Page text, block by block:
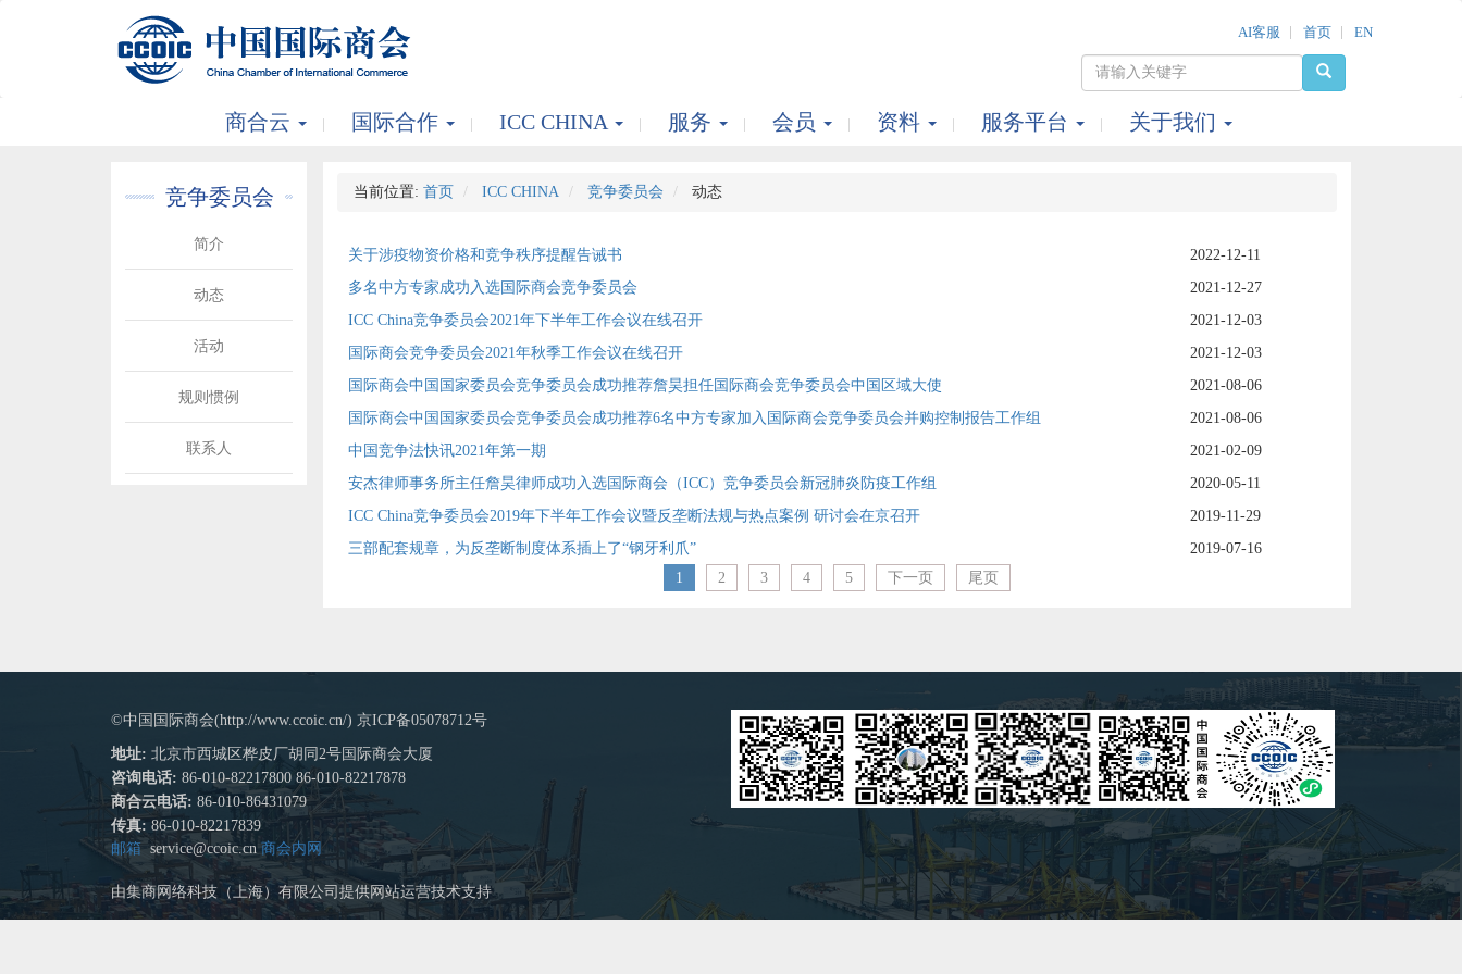
AI客服 首页 EN
商合云 国际合作 ICC CHINA 服务 会员 资料 服务平台 关于我们
竞争委员会
简介
动态
活动
规则惯例
联系人
当前位置: 首页 ICC CHINA 竞争委员会 动态
关于涉疫物资价格和竞争秩序提醒告诫书
2022-12-11
多名中方专家成功入选国际商会竞争委员会
2021-12-27
ICC China竞争委员会2021年下半年工作会议在线召开
2021-12-03
国际商会竞争委员会2021年秋季工作会议在线召开
2021-12-03
国际商会中国国家委员会竞争委员会成功推荐詹昊担任国际商会竞争委员会中国区域大使
2021-08-06
国际商会中国国家委员会竞争委员会成功推荐6名中方专家加入国际商会竞争委员会并购控制报告工作组
2021-08-06
中国竞争法快讯2021年第一期
2021-02-09
安杰律师事务所主任詹昊律师成功入选国际商会（ICC）竞争委员会新冠肺炎防疫工作组
2020-05-11
ICC China竞争委员会2019年下半年工作会议暨反垄断法规与热点案例 研讨会在京召开
2019-11-29
三部配套规章，为反垄断制度体系插上了“钢牙利爪”
2019-07-16
1
2 3 4 5 下一页 尾页
©中国国际商会(http://www.ccoic.cn/) 京ICP备05078712号
地址: 北京市西城区桦皮厂胡同2号国际商会大厦
咨询电话: 86-010-82217800 86-010-82217878
商合云电话: 86-010-86431079
传真: 86-010-82217839
邮箱 service@ccoic.cn商会内网
由集商网络科技（上海）有限公司提供网站运营技术支持